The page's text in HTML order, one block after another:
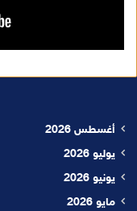
أغسطس 2026
يوليو 2026
يونيو 2026
مايو 2026